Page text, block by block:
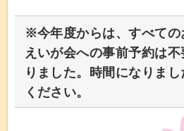
※今年度からは、すべて
えいが会への事前予約は
りました。時間になりま
ください。